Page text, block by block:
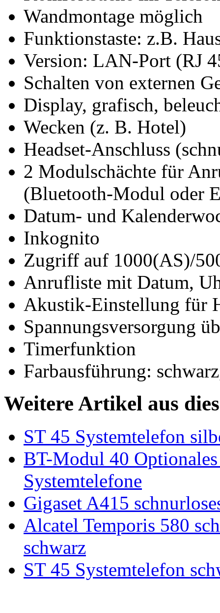
Wandmontage möglich
Funktionstaste: z.B.
Version: LAN-Port (RJ
Schalten von externen
Display, grafisch,
Wecken (z. B. Hotel)
Headset-Anschluss
2 Modulschächte für
(Bluetooth-Modul oder
Datum- und
Inkognito
Zugriff auf 1000(AS)/
Anrufliste mit Datum,
Akustik-Einstellung für
Spannungsversorgung
Timerfunktion
Farbausführung:
Weitere Artikel aus
ST 45 Systemtelefon
BT-Modul 40
Systemtelefone
Gigaset A415
Alcatel Temporis 580
schwarz
ST 45 Systemtelefon